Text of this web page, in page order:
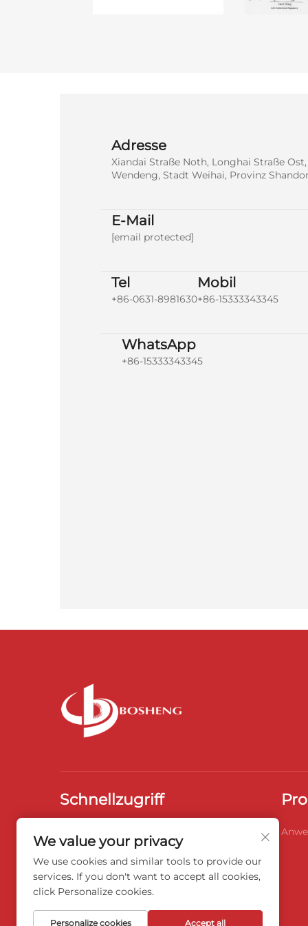
Adresse
Xiandai Straße Noth, Longhai Straße
Wendeng, Stadt Weihai, Provinz
E-Mail
[email protected]
Tel
+86-0631-8981630
Mobil
+86-15333343345
WhatsApp
+86-15333343345
Schnellzugriff
Produkte Nachrichten
Blog
Kontaktieren Sie Uns
We value your privacy
We use cookies and similar tools to provide our
services. If you don't want to accept all cookies,
click Personalize cookies.
Personalize cookies Accept all